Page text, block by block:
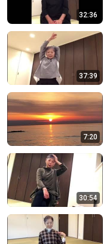
32:36
37:39
7:20
30:54